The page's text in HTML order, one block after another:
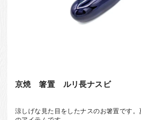
京焼 箸置 ルリ長ナスビ
涼しげな見た目をしたナスのお箸置です